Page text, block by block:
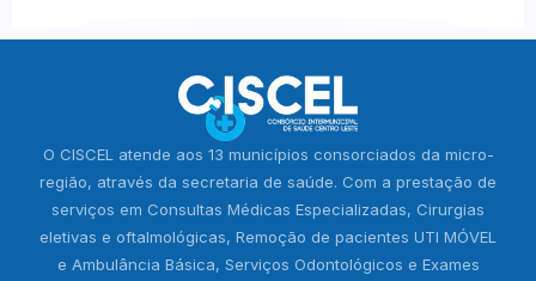
O CISCEL atende aos 13 municípios consorciados da micro-
região, através da secretaria de saúde. Com a prestação de
serviços em Consultas Médicas Especializadas, Cirurgias
eletivas e oftalmológicas, Remoção de pacientes UTI MÓVEL
e Ambulância Básica, Serviços Odontológicos e Exames